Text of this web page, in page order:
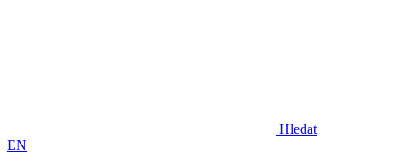
Hledat
EN